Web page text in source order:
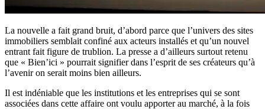
La nouvelle a fait grand bruit, d’abord parce que l’univers des sites
immobiliers semblait confiné aux acteurs installés et qu’un nouvel
entrant fait figure de trublion. La presse a d’ailleurs surtout retenu
que « Bien’ici » pourrait signifier dans l’esprit de ses créateurs qu’à
l’avenir on serait moins bien ailleurs.
Il est indéniable que les institutions et les entreprises qui se sont
associées dans cette affaire ont voulu apporter au marché, à la fois